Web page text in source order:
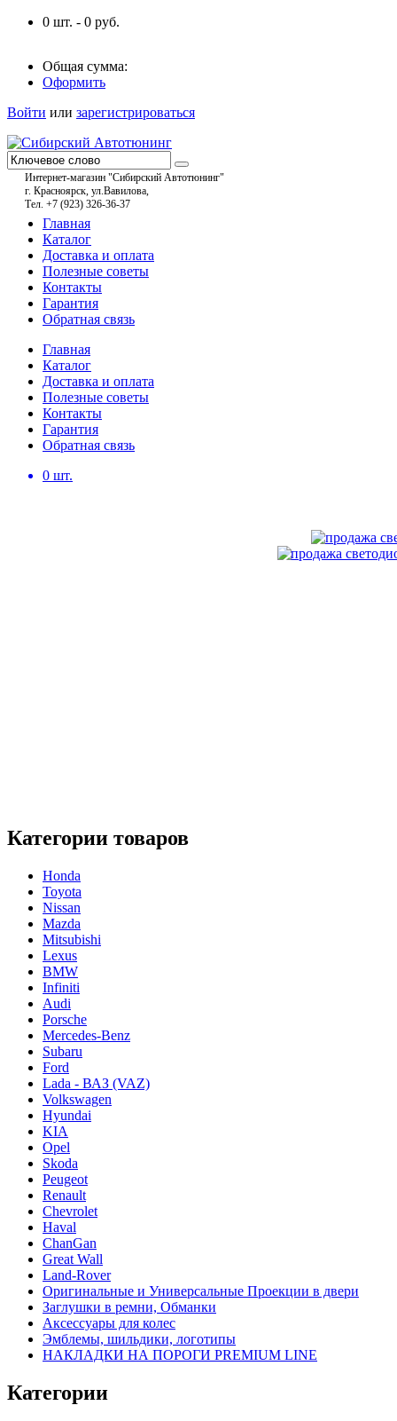
0 шт. - 0 руб.
Общая сумма:
Оформить
Войти или зарегистрироваться
Интернет-магазин "Сибирский Автотюнинг"
г. Красноярск, ул.Вавилова,
Тел. +7 (923) 326-36-37
Главная
Каталог
Доставка и оплата
Полезные советы
Контакты
Гарантия
Обратная связь
Главная
Каталог
Доставка и оплата
Полезные советы
Контакты
Гарантия
Обратная связь
0 шт.
Категории товаров
Honda
Toyota
Nissan
Mazda
Mitsubishi
Lexus
BMW
Infiniti
Audi
Porsche
Mercedes-Benz
Subaru
Ford
Lada - ВАЗ (VAZ)
Volkswagen
Hyundai
KIA
Opel
Skoda
Peugeot
Renault
Chevrolet
Haval
ChanGan
Great Wall
Land-Rover
Оригинальные и Универсальные Проекции в двери
Заглушки в ремни, Обманки
Аксессуары для колес
Эмблемы, шильдики, логотипы
НАКЛАДКИ НА ПОРОГИ PREMIUM LINE
Категории